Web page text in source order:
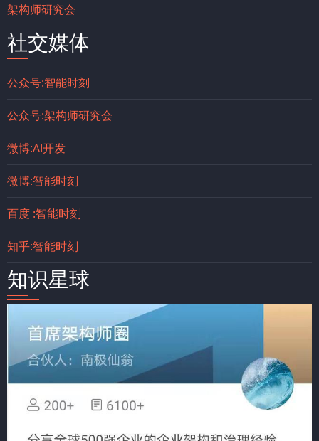
架构师研究会
社交媒体
公众号:智能时刻
公众号:架构师研究会
微博:AI开发
微博:智能时刻
百度 :智能时刻
知乎:智能时刻
知识星球